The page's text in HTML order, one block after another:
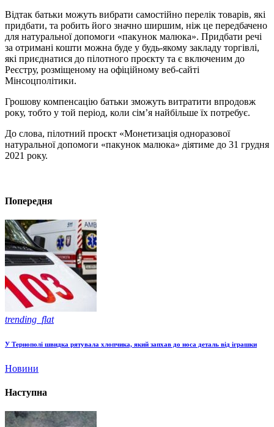
Відтак батьки можуть вибрати самостійно перелік товарів, які
придбати, та робить його значно ширшим, ніж це передбачено
для натуральної допомоги «пакунок малюка». Придбати речі
за отримані кошти можна буде у будь-якому закладу торгівлі,
які приєднатися до пілотного проєкту та є включеним до
Реєстру, розміщеному на офіційному веб-сайті
Мінсоцполітики.
Грошову компенсацію батьки зможуть витратити впродовж
року, тобто у той період, коли сім’я найбільше їх потребує.
До слова, пілотний проєкт «Монетизація одноразової
натуральної допомоги «пакунок малюка» діятиме до 31 грудня
2021 року.
Попередня
trending_flat
У Тернополі швидка рятувала хлопчика, який запхав до носа деталь від іграшки
Новини
Наступна